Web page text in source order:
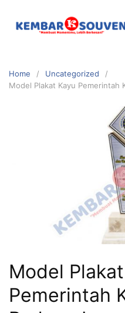
Home
Uncategorized
Model Plakat Kayu Pemerintah
Model
Pemerintah